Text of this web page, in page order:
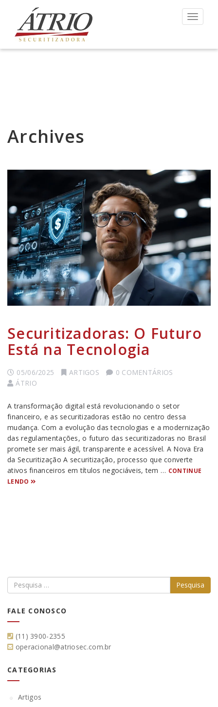
Toggle
Archives
Securitizadoras: O Futuro
Está na Tecnologia
05/06/2025 ARTIGOS
0 COMENTÁRIOS
ÁTRIO
A transformação digital está revolucionando o setor
financeiro, e as securitizadoras estão no centro dessa
mudança. Com a evolução das tecnologias e a modernização
das regulamentações, o futuro das securitizadoras no Brasil
promete ser mais ágil, transparente e acessível. A Nova Era
da Securitização A securitização, processo que converte
ativos financeiros em títulos negociáveis, tem … CONTINUE
LENDO
FALE CONOSCO
(11) 3900-2355
operacional@atriosec.com.br
CATEGORIAS
Artigos